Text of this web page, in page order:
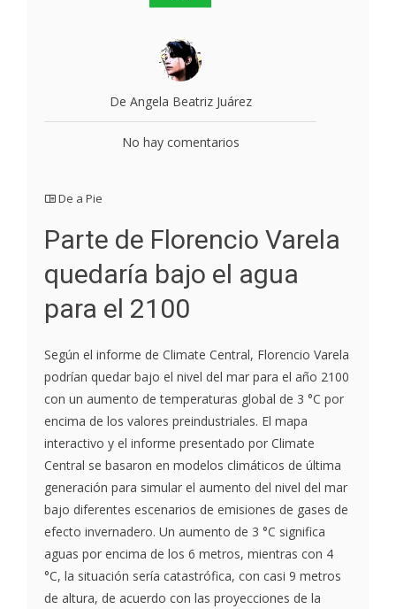
De Angela Beatriz Juárez
No hay comentarios
De a Pie
Parte de Florencio Varela
quedaría bajo el agua
para el 2100
Según el informe de Climate Central, Florencio Varela
podrían quedar bajo el nivel del mar para el año 2100
con un aumento de temperaturas global de 3 °C por
encima de los valores preindustriales. El mapa
interactivo y el informe presentado por Climate
Central se basaron en modelos climáticos de última
generación para simular el aumento del nivel del mar
bajo diferentes escenarios de emisiones de gases de
efecto invernadero. Un aumento de 3 °C significa
aguas por encima de los 6 metros, mientras con 4
°C, la situación sería catastrófica, con casi 9 metros
de altura, de acuerdo con las proyecciones de la